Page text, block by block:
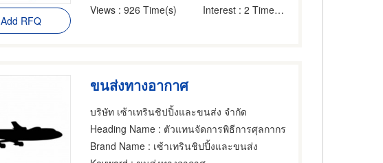
Add RFQ
Views : 926 Time(s) Interest : 2 Time(s)
ขนส่งทางอากาศ
บริษัท เซ้าเทรินชิปปิ้งและขนส่ง จำกัด
Heading Name : ตัวแทนจัดการพิธีการศุลกากร
Brand Name : เซ้าเทรินชิปปิ้งและขนส่ง